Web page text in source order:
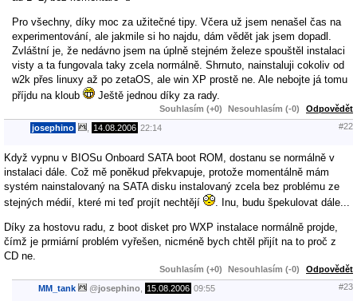
Pro všechny, díky moc za užitečné tipy. Včera už jsem nenašel čas na
experimentování, ale jakmile si ho najdu, dám vědět jak jsem dopadl.
Zvláštní je, že nedávno jsem na úplně stejném železe spouštěl instalaci
visty a ta fungovala taky zcela normálně. Shrnuto, nainstaluji cokoliv od
w2k přes linuxy až po zetaOS, ale win XP prostě ne. Ale nebojte já tomu
příjdu na kloub
Ještě jednou díky za rady.
Souhlasím (+0) Nesouhlasím (-0) Odpovědět
josephino 14.08.2006 22:14 #22
Když vypnu v BIOSu Onboard SATA boot ROM, dostanu se normálně v
instalaci dále. Což mě poněkud překvapuje, protože momentálně mám
systém nainstalovaný na SATA disku instalovaný zcela bez problému ze
stejných médií, které mi teď projít nechtějí
. Inu, budu špekulovat dále...
Díky za hostovu radu, z boot disket pro WXP instalace normálně projde,
čímž je prmiární problém vyřešen, nicméně bych chtěl přijít na to proč z
CD ne.
Souhlasím (+0) Nesouhlasím (-0) Odpovědět
MM_tank @josephino 15.08.2006 09:55 #23